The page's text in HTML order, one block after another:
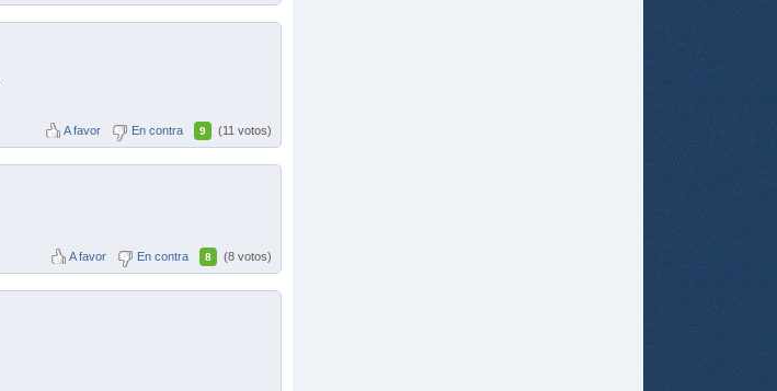
A favor En contra 9 (11 votos)
A favor En contra 8 (8 votos)